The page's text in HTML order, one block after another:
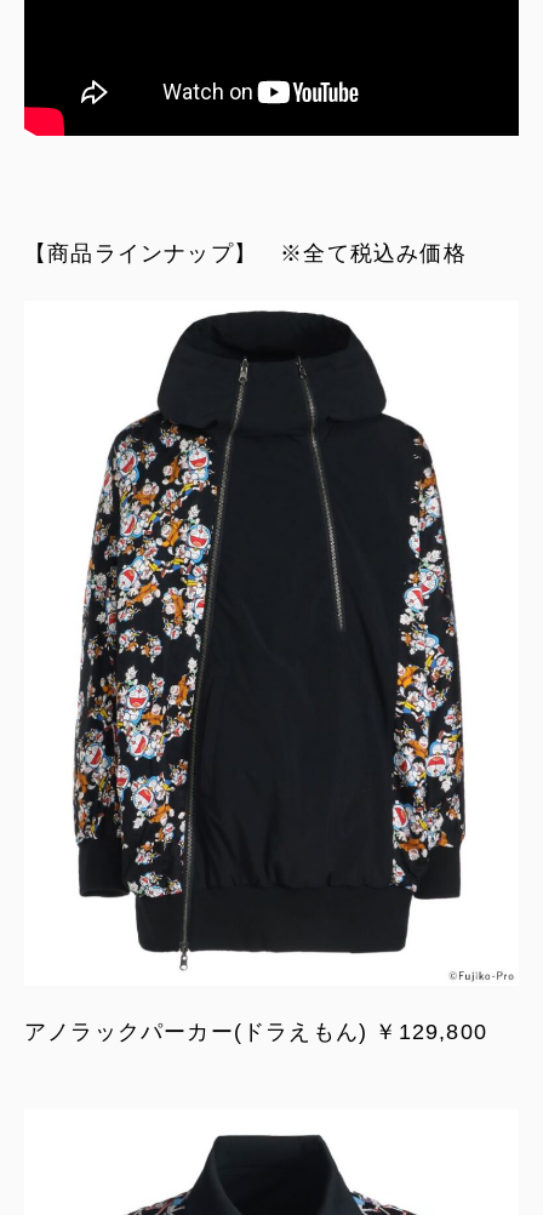
【商品ラインナップ】 ※全て税込み価格
アノラックパーカー(ドラえもん) ￥129,800